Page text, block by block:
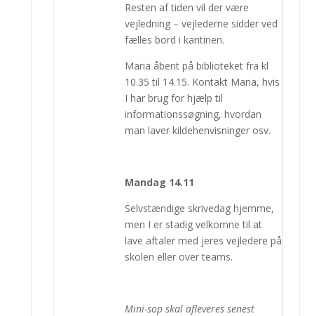
Resten af tiden vil der være
vejledning – vejlederne sidder ved
fælles bord i kantinen.
Maria åbent på biblioteket fra kl
10.35 til 14.15. Kontakt Maria, hvis
I har brug for hjælp til
informationssøgning, hvordan
man laver kildehenvisninger osv.
Mandag 14.11
Selvstændige skrivedag hjemme,
men I er stadig velkomne til at
lave aftaler med jeres vejledere på
skolen eller over teams.
Mini-sop skal afleveres senest